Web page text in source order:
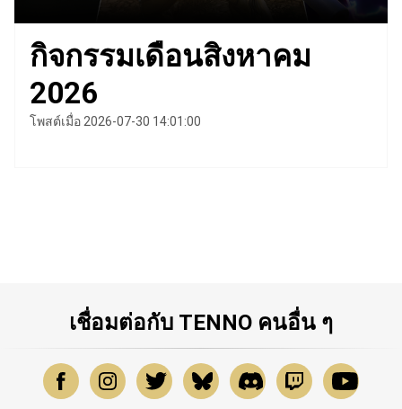
กิจกรรมเดือนสิงหาคม
2026
โพสต์เมื่อ 2026-07-30 14:01:00
เชื่อมต่อกับ TENNO คนอื่น ๆ